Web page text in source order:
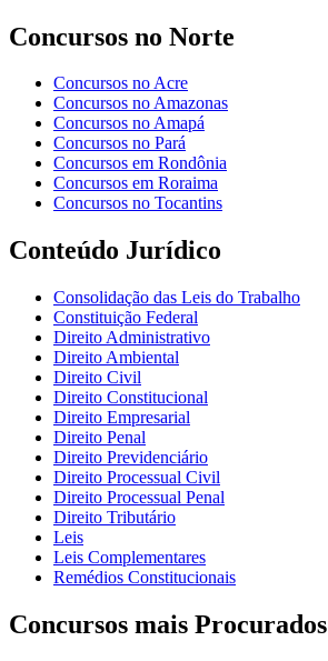
Concursos no Norte
Concursos no Acre
Concursos no Amazonas
Concursos no Amapá
Concursos no Pará
Concursos em Rondônia
Concursos em Roraima
Concursos no Tocantins
Conteúdo Jurídico
Consolidação das Leis do Trabalho
Constituição Federal
Direito Administrativo
Direito Ambiental
Direito Civil
Direito Constitucional
Direito Empresarial
Direito Penal
Direito Previdenciário
Direito Processual Civil
Direito Processual Penal
Direito Tributário
Leis
Leis Complementares
Remédios Constitucionais
Concursos mais Procurados